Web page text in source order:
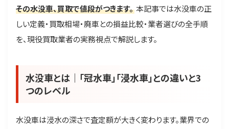
その水没車、買取で値段がつきます。 本記事では水没車の正
しい定義・買取相場・廃車との損益比較・業者選びの全手順
を、現役買取業者の実務視点で解説します。
水没車とは｜「冠水車」「浸水車」との違いと3
つのレベル
水没車は浸水の深さで査定額が大きく変わります。業界での